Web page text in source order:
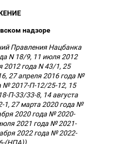
надзоре
Правления Нацбанка
N 18/9, 11 июля 2012
2012 года N 43/1, 25
27 апреля 2016 года №
№ 2017-П-12/25-12, 15
П-33/33-8, 14 августа
27 марта 2020 года №
2020 года № 2020-
2021 года № 2021-
2022 года № 2022-